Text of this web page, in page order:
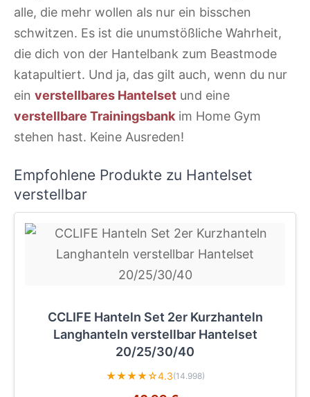
alle, die mehr wollen als nur ein bisschen
schwitzen. Es ist die unumstößliche Wahrheit,
die dich von der Hantelbank zum Beastmode
katapultiert. Und ja, das gilt auch, wenn du nur
ein verstellbares Hantelset und eine
verstellbare Trainingsbank im Home Gym
stehen hast. Keine Ausreden!
Empfohlene Produkte zu Hantelset
verstellbar
CCLIFE Hanteln Set 2er Kurzhanteln
Langhanteln verstellbar Hantelset
20/25/30/40
★★★★☆4.3(14.998)